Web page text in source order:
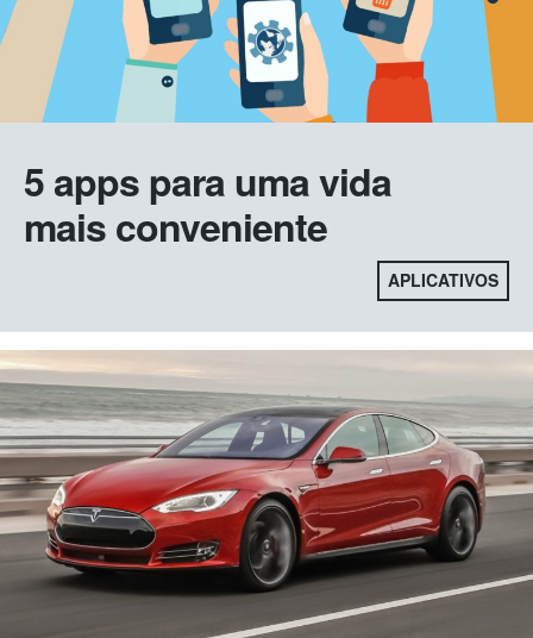
5 apps para uma vida
mais conveniente
APLICATIVOS